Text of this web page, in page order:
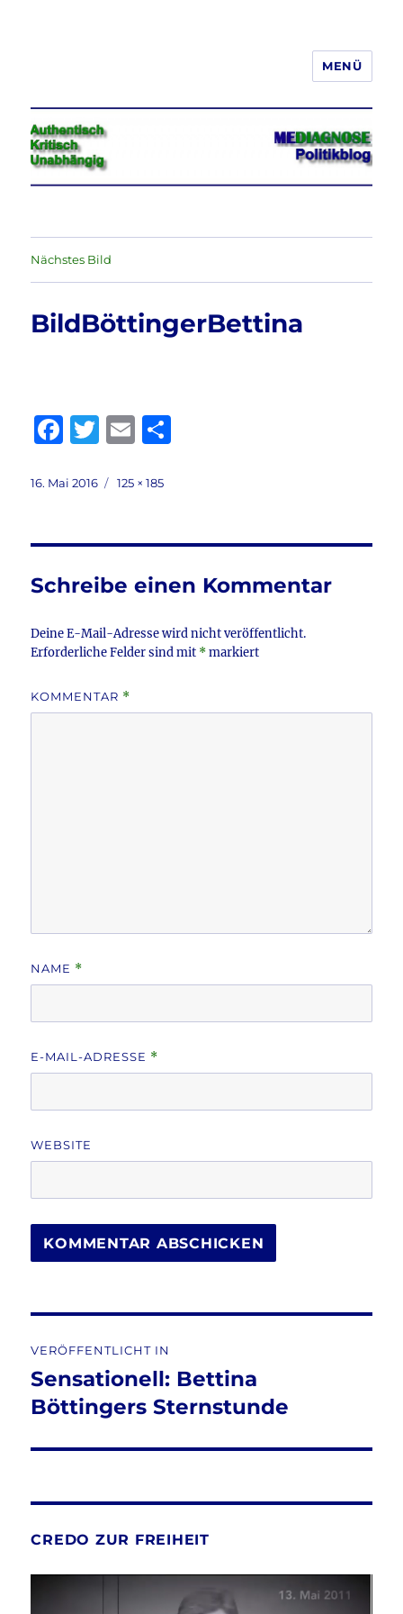
Jeder hat das Recht, seine
Meinung in Wort, Schrift und Bild
frei zu äußern und zu verbreiten
MENÜ
Nächstes Bild
BildBöttingerBettina
F
c
b
o
o
k
T
it
r
E
ai
Veröffentlicht
16. Mai 2016
Volle
125 × 185
Schreibe einen Kommentar
Deine E-Mail-Adresse wird nicht veröffentlicht.
Erforderliche Felder sind mit *markiert
KOMMENTAR *
NAME *
E-MAIL-ADRESSE *
WEBSITE
VERÖFFENTLICHT IN
Sensationell: Bettina
Böttingers Sternstunde
CREDO ZUR FREIHEIT